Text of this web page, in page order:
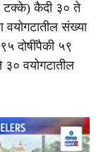
कैदी ३० ते
संख्या
दोषींपैकी ५९
वयोगटातील